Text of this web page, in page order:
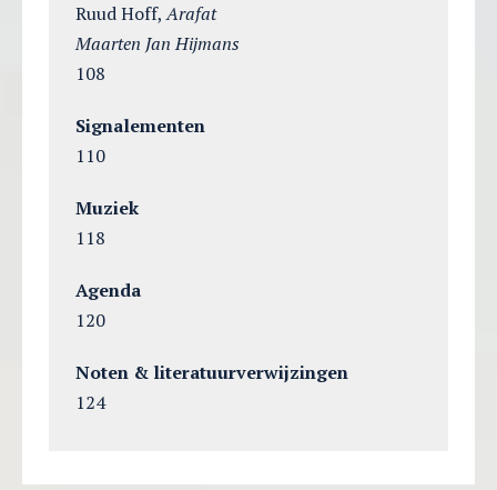
Ruud Hoff,Arafat
Maarten Jan Hijmans
108
Signalementen
110
Muziek
118
Agenda
120
Noten & literatuurverwijzingen
124